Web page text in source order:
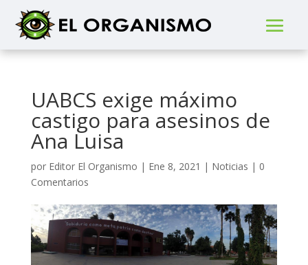
UABCS exige máximo
castigo para asesinos de
Ana Luisa
por Editor El Organismo | Ene 8, 2021 | Noticias | 0
Comentarios